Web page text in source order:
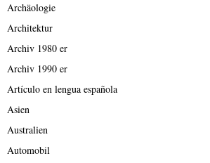
Archäologie
Architektur
Archiv 1980 er
Archiv 1990 er
Artículo en lengua española
Asien
Australien
Automobil